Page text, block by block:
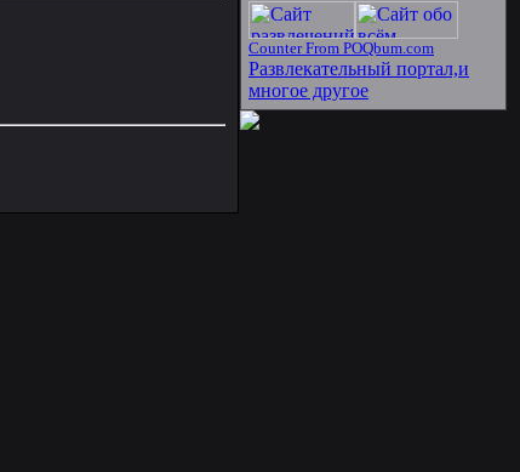
Counter From POQbum.com
Развлекательный портал,и
многое другое